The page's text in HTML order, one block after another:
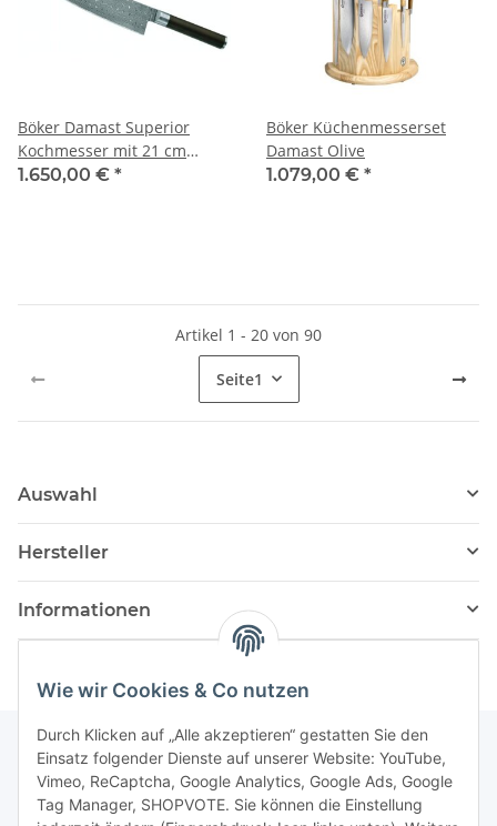
Wie wir Cookies & Co nutzen
Durch Klicken auf „Alle akzeptieren“ gestatten Sie den
Einsatz folgender Dienste auf unserer Website: YouTube,
Vimeo, ReCaptcha, Google Analytics, Google Ads, Google
Tag Manager, SHOPVOTE. Sie können die Einstellung
Böker Damast Superior
Kochmesser mit 21 cm
Klinge
1.650,00 € *
Böker Küchenmesserset
Damast Olive
1.079,00 € *
Artikel 1 - 20 von 90
Seite1
Auswahl
Hersteller
Informationen
Newsletter Abonnieren